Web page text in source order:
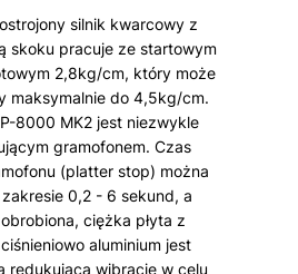
silnik kwarcowy z
skoku pracuje ze startowym
2,8kg/cm, który może
maksymalnie do 4,5kg/cm.
8000 MK2 jest niezwykle
gramofonem. Czas
(platter stop) można
0,2 - 6 sekund, a
ciężka płyta z
aluminium jest
redukującą wibracje w celu